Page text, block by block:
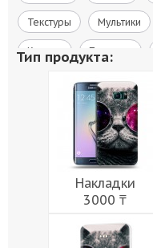
Текстуры Мультики
Космос Природа
Музыка
Праздники
Тип продукта:
Накладки
3000 ₸